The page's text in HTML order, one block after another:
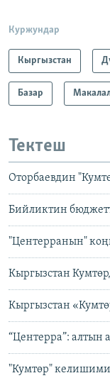
Куржундар
Кыргызстан
Базар
Тектеш
Оторбаевдин
Бийликтин
"Центерранын"
Кыргызстан
Кыргызстан
“Центерра”: алтын
"Кумтөр"